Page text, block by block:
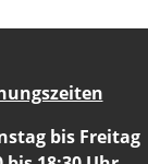
bis Freitag